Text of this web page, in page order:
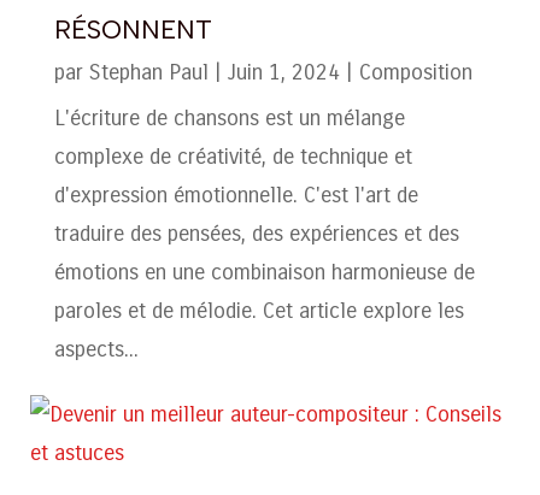
RÉSONNENT
par Stephan Paul | Juin 1, 2024| Composition
L'écriture de chansons est un mélange
complexe de créativité, de technique et
d'expression émotionnelle. C'est l'art de
traduire des pensées, des expériences et des
émotions en une combinaison harmonieuse de
paroles et de mélodie. Cet article explore les
aspects...